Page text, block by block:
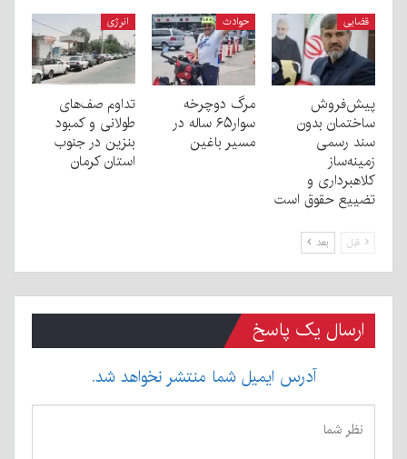
قضایی
پیش‌فروش
ساختمان بدون
سند رسمی
زمینه‌ساز
کلاهبرداری و
تضییع حقوق است
حوادث
مرگ دوچرخه
سوار۶۵ ساله در
مسیر باغین
انرژی
تداوم صف‌های
طولانی و کمبود
بنزین در جنوب
استان کرمان
قبل بعد
ارسال یک پاسخ
آدرس ایمیل شما منتشر نخواهد شد.